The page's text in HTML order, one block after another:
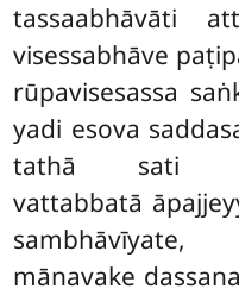
tassaabhāvāti
visessabhāve
rūpavisesassa
yadi esova
tathā sati
vattabbatā
mānavake